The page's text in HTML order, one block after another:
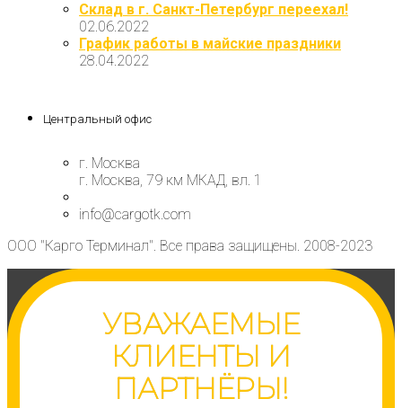
Склад в г. Санкт-Петербург переехал!
02.06.2022
График работы в майские праздники
28.04.2022
Центральный офис
г. Москва
г. Москва, 79 км МКАД, вл. 1
info@cargotk.com
ООО "Карго Терминал". Все права защищены. 2008-2023
УВАЖАЕМЫЕ
КЛИЕНТЫ И
ПАРТНЁРЫ!